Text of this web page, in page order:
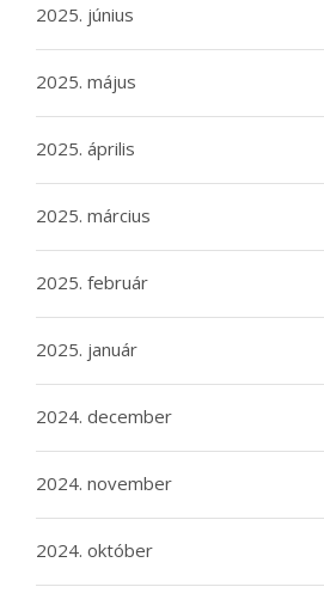
2025. június
2025. május
2025. április
2025. március
2025. február
2025. január
2024. december
2024. november
2024. október